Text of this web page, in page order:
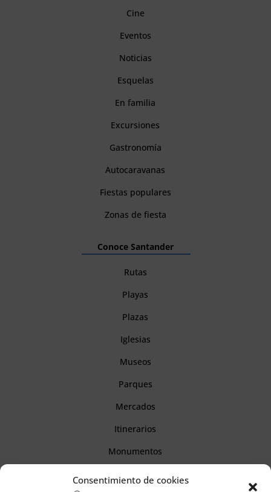
Consentimiento de cookies
Cine
Eventos
Noticias
Esquelas
En familia
Excursiones
Gastronomía
Autocaravanas
Fiestas populares
Zonas de fiesta
Conoce Santander
Rutas
Playas
Plazas
Iglesias
Museos
Parques
Mercados
Itinerarios
Monumentos